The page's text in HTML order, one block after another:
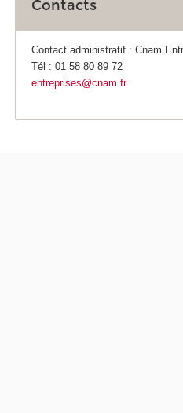
Contacts
Contact administratif : Cnam
Tél : 01 58 80 89 72
entreprises@cnam.fr